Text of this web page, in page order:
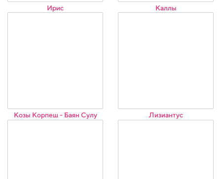
Ирис Каллы
Козы Корпеш - Баян Сулу Лизиантус